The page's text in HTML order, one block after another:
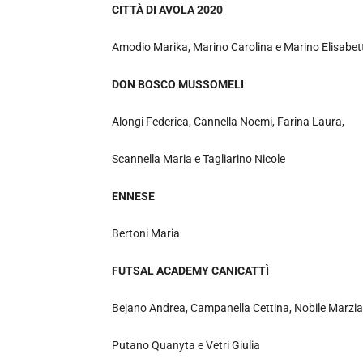
CITTÀ DI AVOLA 2020
Amodio Marika, Marino Carolina e Marino
DON BOSCO MUSSOMELI
Alongi Federica, Cannella Noemi, Farina Laura,
Scannella Maria e Tagliarino Nicole
ENNESE
Bertoni Maria
FUTSAL ACADEMY CANICATTÌ
Bejano Andrea, Campanella Cettina, Nobile
Putano Quanyta e Vetri Giulia